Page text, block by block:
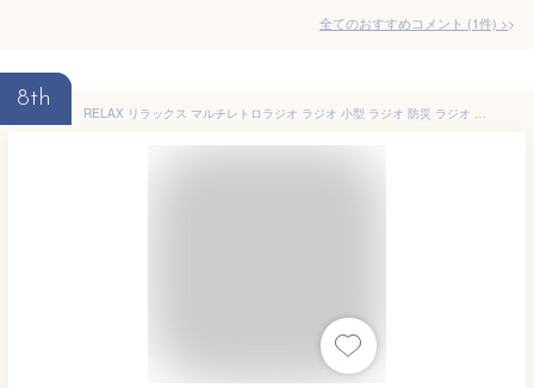
全てのおすすめコメント (1件) >
8th
RELAX リラックス マルチレトロラジオ ラジオ 小型 ラジオ 防災 ラジオ おしゃれ ラジオ 多機能防災ラジオ 防災グッズ モバイルバッテリー Bluetooth LEDライト アラーム スピーカー 時計 音楽再生 ブラック グリーン アウトドア レトロ